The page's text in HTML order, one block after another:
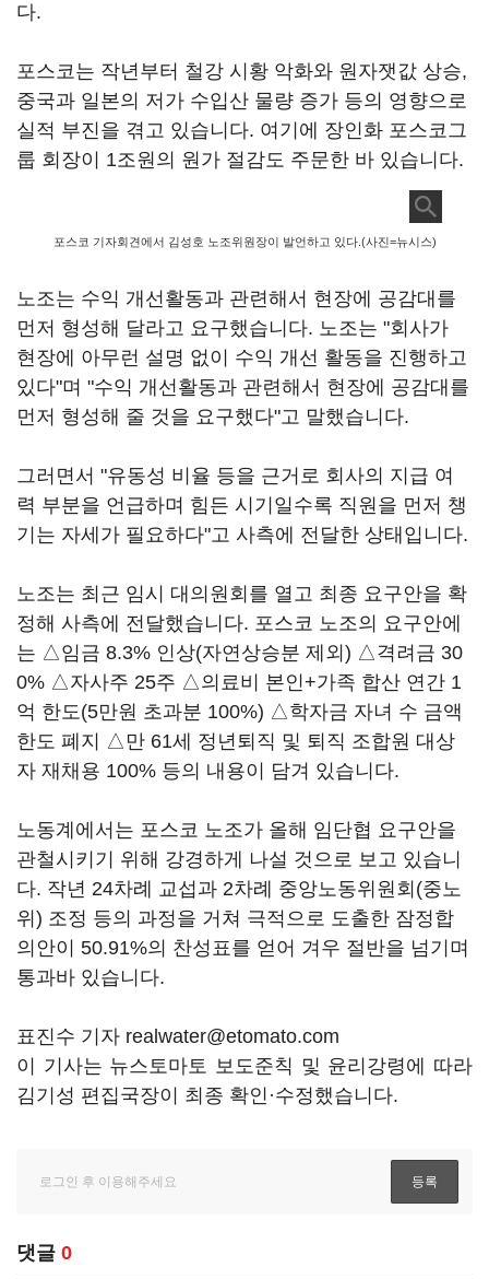
다.
포스코는 작년부터 철강 시황 악화와 원자잿값 상승,
중국과 일본의 저가 수입산 물량 증가 등의 영향으로
실적 부진을 겪고 있습니다. 여기에 장인화 포스코그
룹 회장이 1조원의 원가 절감도 주문한 바 있습니다.
포스코 기자회견에서 김성호 노조위원장이 발언하고 있다.(사진=뉴시스)
노조는 수익 개선활동과 관련해서 현장에 공감대를
먼저 형성해 달라고 요구했습니다. 노조는 "회사가
현장에 아무런 설명 없이 수익 개선 활동을 진행하고
있다"며 "수익 개선활동과 관련해서 현장에 공감대를
먼저 형성해 줄 것을 요구했다"고 말했습니다.
그러면서 "유동성 비율 등을 근거로 회사의 지급 여
력 부분을 언급하며 힘든 시기일수록 직원을 먼저 챙
기는 자세가 필요하다"고 사측에 전달한 상태입니다.
노조는 최근 임시 대의원회를 열고 최종 요구안을 확
정해 사측에 전달했습니다. 포스코 노조의 요구안에
는 △임금 8.3% 인상(자연상승분 제외) △격려금 30
0% △자사주 25주 △의료비 본인+가족 합산 연간 1
억 한도(5만원 초과분 100%) △학자금 자녀 수 금액
한도 폐지 △만 61세 정년퇴직 및 퇴직 조합원 대상
자 재채용 100% 등의 내용이 담겨 있습니다.
노동계에서는 포스코 노조가 올해 임단협 요구안을
관철시키기 위해 강경하게 나설 것으로 보고 있습니
다. 작년 24차례 교섭과 2차례 중앙노동위원회(중노
위) 조정 등의 과정을 거쳐 극적으로 도출한 잠정합
의안이 50.91%의 찬성표를 얻어 겨우 절반을 넘기며
통과바 있습니다.
표진수 기자 realwater@etomato.com
이 기사는 뉴스토마토 보도준칙 및 윤리강령에 따라
김기성 편집국장이 최종 확인·수정했습니다.
댓글 0